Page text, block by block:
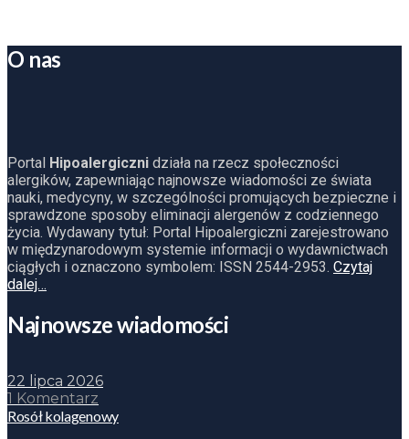
O nas
Portal Hipoalergiczni działa na rzecz społeczności
alergików, zapewniając najnowsze wiadomości ze świata
nauki, medycyny, w szczególności promujących bezpieczne i
sprawdzone sposoby eliminacji alergenów z codziennego
życia. Wydawany tytuł: Portal Hipoalergiczni zarejestrowano
w międzynarodowym systemie informacji o wydawnictwach
ciągłych i oznaczono symbolem: ISSN 2544-2953. Czytaj
dalej…
Najnowsze wiadomości
22 lipca 2026
1 Komentarz
Rosół kolagenowy